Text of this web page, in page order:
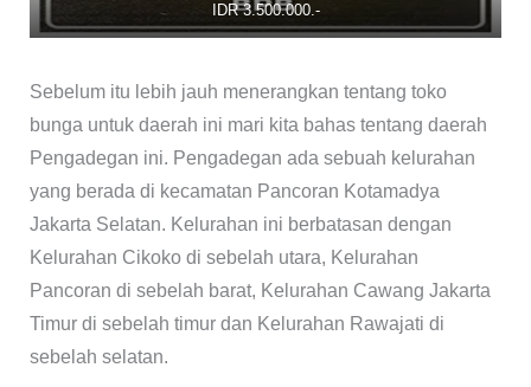
IDR 3.500.000.-
Sebelum itu lebih jauh menerangkan tentang toko
bunga untuk daerah ini mari kita bahas tentang daerah
Pengadegan ini. Pengadegan ada sebuah kelurahan
yang berada di kecamatan Pancoran Kotamadya
Jakarta Selatan. Kelurahan ini berbatasan dengan
Kelurahan Cikoko di sebelah utara, Kelurahan
Pancoran di sebelah barat, Kelurahan Cawang Jakarta
Timur di sebelah timur dan Kelurahan Rawajati di
sebelah selatan.